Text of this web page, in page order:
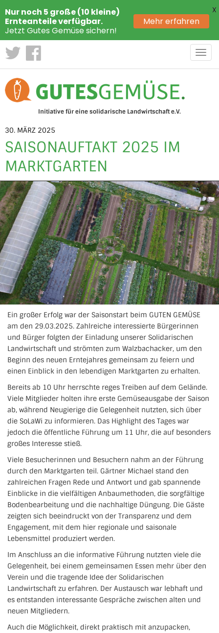
Initiative für eine solidarische Landwirtschaft e.V.
30. MÄRZ 2025
SAISONAUFTAKT 2025 IM
MARKTGARTEN
Ein großer Erfolg war der Saisonstart beim GUTEN GEMÜSE
am den 29.03.2025. Zahlreiche interessierte Bürgerinnen
und Bürger folgten der Einladung unserer Solidarischen
Landwirtschaft und strömten zum Walzbachacker, um den
Beginn des neuen Erntejahres gemeinsam zu feiern und
einen Einblick in den lebendigen Marktgarten zu erhalten.
Bereits ab 10 Uhr herrschte reges Treiben auf dem Gelände.
Viele Mitglieder holten ihre erste Gemüseausgabe der Saison
ab, während Neugierige die Gelegenheit nutzten, sich über
die SoLaWi zu informieren. Das Highlight des Tages war
jedoch die öffentliche Führung um 11 Uhr, die auf besonders
großes Interesse stieß.
Viele Besucherinnen und Besuchern nahm an der Führung
durch den Marktgarten teil. Gärtner Michael stand den
zahlreichen Fragen Rede und Antwort und gab spannende
Einblicke in die vielfältigen Anbaumethoden, die sorgfältige
Bodenbearbeitung und die nachhaltige Düngung. Die Gäste
zeigten sich beeindruckt von der Transparenz und dem
Engagement, mit dem hier regionale und saisonale
Lebensmittel produziert werden.
Im Anschluss an die informative Führung nutzten viele die
Gelegenheit, bei einem gemeinsamen Essen mehr über den
Verein und die tragende Idee der Solidarischen
Landwirtschaft zu erfahren. Der Austausch war lebhaft und
es entstanden interessante Gespräche zwischen alten und
neuen Mitgliedern.
Auch die Möglichkeit, direkt praktisch mit anzupacken,
Nur noch 5 große (10 kleine)
Ernteanteile verfügbar.
Jetzt Gutes Gemüse sichern!
Mehr erfahren
X